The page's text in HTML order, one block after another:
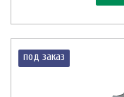
под заказ